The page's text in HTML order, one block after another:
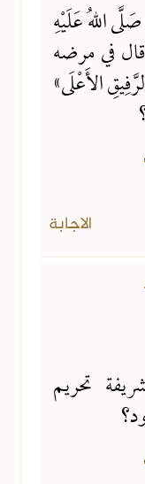
اللهُ عَلَيْهِ
في مرضه
الأَعْلَى»
الاجابة
تحريم